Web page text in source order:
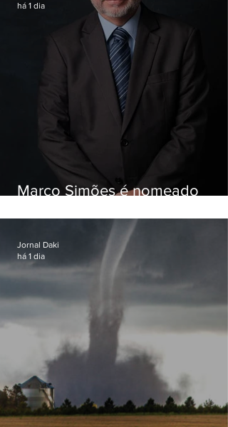
Marco Simões é nomeado
há 1 dia
Jornal Daki
há 1 dia